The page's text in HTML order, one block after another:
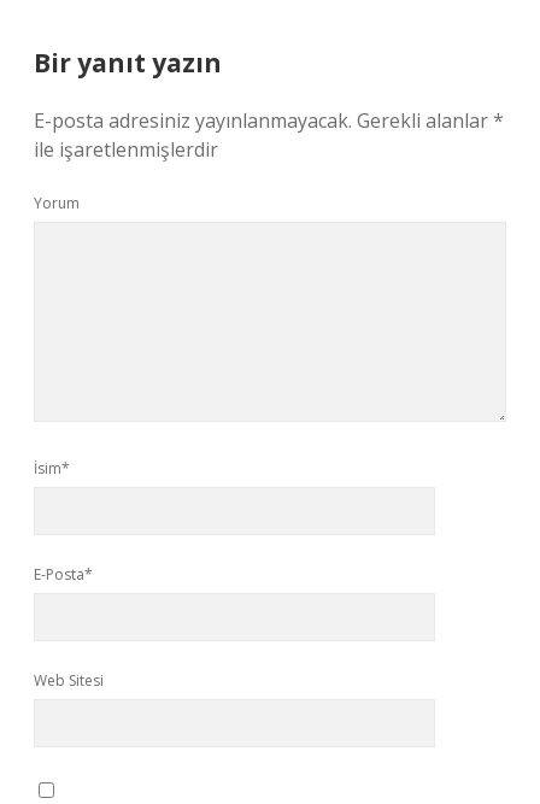
Bir yanıt yazın
E-posta adresiniz yayınlanmayacak. Gerekli alanlar*
ile işaretlenmişlerdir
Yorum
İsim*
E-Posta*
Web Sitesi